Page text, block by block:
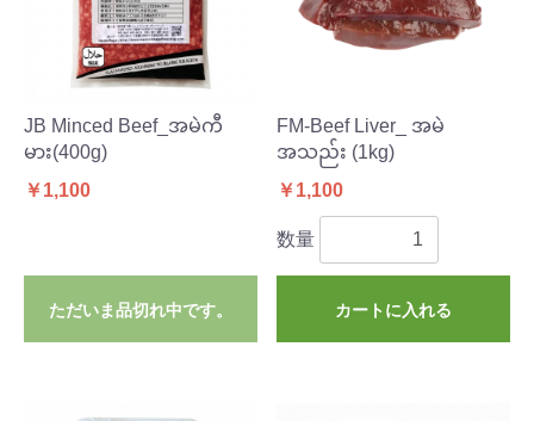
JB Minced Beef_အမဲကီ
မား(400g)
￥1,100
ただいま品切れ中です。
FM-Beef Liver_ အမဲ
အသည်း (1kg)
￥1,100
数量
カートに入れる